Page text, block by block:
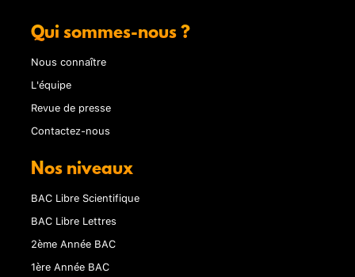
Qui sommes-nous ?
Nous connaître
L'équipe
Revue de presse
Contactez-nous
Nos niveaux
BAC Libre Scientifique
BAC Libre Lettres
2ème Année BAC
1ère Année BAC